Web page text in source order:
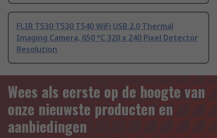
FLIR T530 T530 T540 WiFi USB 2.0 Thermal
Imaging Camera, 650 °C 320 x 240 Pixel Detector
Resolution
Wees als eerste op de hoogte van
onze nieuwste producten en
aanbiedingen